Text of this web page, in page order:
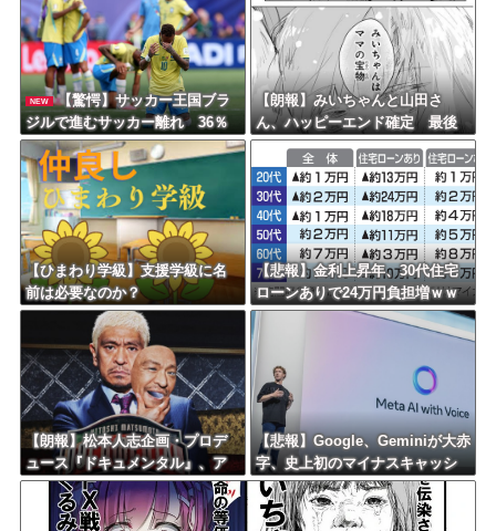
NEW
【驚愕】サッカー王国ブラ
ジルで進むサッカー離れ 36％
が「関心なし」
【朗報】みいちゃんと山田さ
ん、ハッピーエンド確定 最後
はママに埋葬される
【ひまわり学級】支援学級に名
前は必要なのか？
【悲報】金利上昇年、30代住宅
ローンありで24万円負担増ｗｗ
ｗｗｗｗｗｗｗｗｗｗ
【朗報】松本人志企画・プロデ
ュース『ドキュメンタル』、ア
メリカで初の制作が決定！ 海
外タイトル『LOL』として世界2
【悲報】Google、Geminiが大赤
字、史上初のマイナスキャッシ
ュフローに陥る・・・